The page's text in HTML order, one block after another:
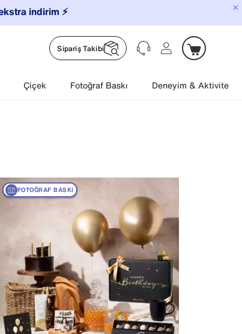
×
indirim ⚡️
Sipariş Takibi
Çiçek Fotoğraf Baskı
Deneyim & Aktivite
FOTOĞRAF BASKI